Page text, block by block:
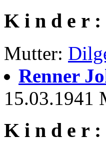
K i n d e r :
Mutter:
Renner
15.03.1941
K i n d e r :